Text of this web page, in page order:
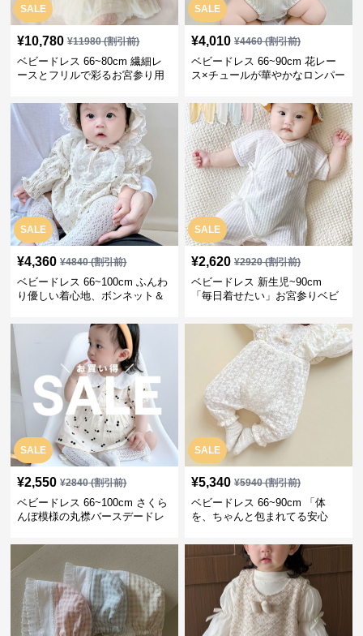
SALE
¥10,780 ¥11980(割引前)
ベビードレス 66~80cm 繊細レ
ースとフリルで彩るお宮参り用
SALE
¥4,010 ¥4460(割引前)
ベビードレス 66~90cm 花レー
ス×チュールが華やかなロンパー
SALE
¥4,360 ¥4840(割引前)
ベビードレス 66~100cm ふんわ
り優しい着心地、ボンネット＆
レス 記念フォト
SALE
¥2,620 ¥2920(割引前)
ベビードレス 新生児~90cm
「毎日着せたい」お宮参りベビ
SALE
¥2,550 ¥2840(割引前)
ベビードレス 66~100cm さくら
んぼ模様の丸襟バースデードレ
SALE
¥5,340 ¥5940(割引前)
ベビードレス 66~90cm 「体
を、ちゃんと包まれてる安心
参り